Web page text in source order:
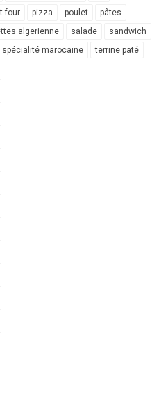
four pizza poulet
pâtes
algerienne salade
sandwich
spécialité marocaine terrine paté